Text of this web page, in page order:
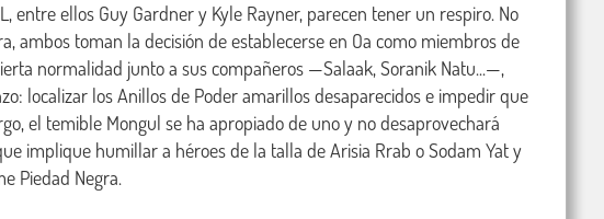
entre ellos Guy Gardner y Kyle Rayner, parecen tener un respiro. No
ambos toman la decisión de establecerse en Oa como miembros de
normalidad junto a sus compañeros —Salaak, Soranik Natu...—,
localizar los Anillos de Poder amarillos desaparecidos e impedir que
el temible Mongul se ha apropiado de uno y no desaprovechará
implique humillar a héroes de la talla de Arisia Rrab o Sodam Yat y
Piedad Negra.